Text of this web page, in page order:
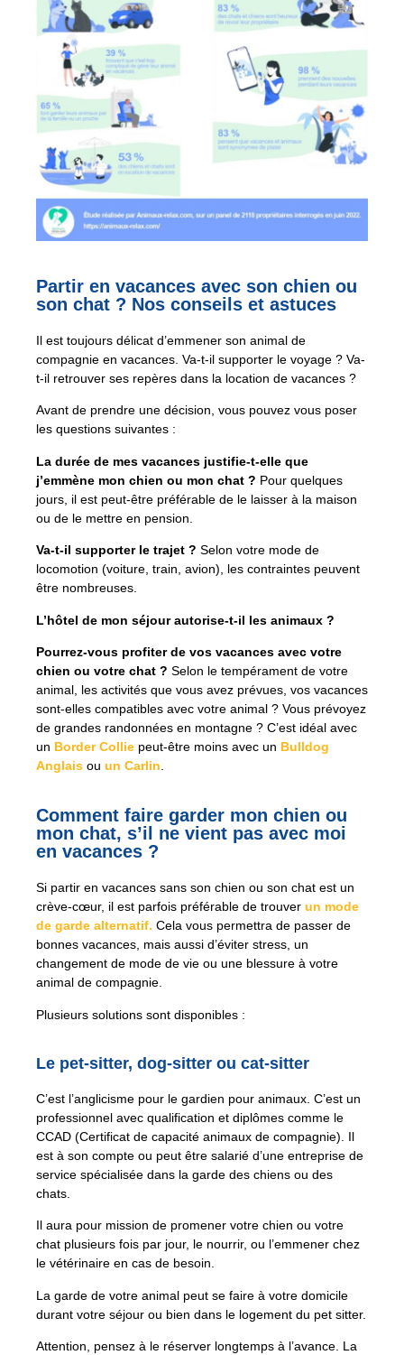
Partir en vacances avec son chien ou
son chat ? Nos conseils et astuces
Il est toujours délicat d’emmener son animal de
compagnie en vacances. Va-t-il supporter le voyage ? Va-
t-il retrouver ses repères dans la location de vacances ?
Avant de prendre une décision, vous pouvez vous poser
les questions suivantes :
La durée de mes vacances justifie-t-elle que
j’emmène mon chien ou mon chat ? Pour quelques
jours, il est peut-être préférable de le laisser à la maison
ou de le mettre en pension.
Va-t-il supporter le trajet ? Selon votre mode de
locomotion (voiture, train, avion), les contraintes peuvent
être nombreuses.
L’hôtel de mon séjour autorise-t-il les animaux ?
Pourrez-vous profiter de vos vacances avec votre
chien ou votre chat ? Selon le tempérament de votre
animal, les activités que vous avez prévues, vos vacances
sont-elles compatibles avec votre animal ? Vous prévoyez
de grandes randonnées en montagne ? C’est idéal avec
un Border Collie peut-être moins avec un Bulldog
Anglais ou un Carlin
Comment faire garder mon chien ou
mon chat, s’il ne vient pas avec moi
en vacances ?
Si partir en vacances sans son chien ou son chat est un
crève-cœur, il est parfois préférable de trouver un mode
de garde alternatif. Cela vous permettra de passer de
bonnes vacances, mais aussi d’éviter stress, un
changement de mode de vie ou une blessure à votre
animal de compagnie.
Plusieurs solutions sont disponibles :
Le pet-sitter, dog-sitter ou cat-sitter
C’est l’anglicisme pour le gardien pour animaux. C’est un
professionnel avec qualification et diplômes comme le
CCAD (Certificat de capacité animaux de compagnie). Il
est à son compte ou peut être salarié d’une entreprise de
service spécialisée dans la garde des chiens ou des
chats.
Il aura pour mission de promener votre chien ou votre
chat plusieurs fois par jour, le nourrir, ou l’emmener chez
le vétérinaire en cas de besoin.
La garde de votre animal peut se faire à votre domicile
durant votre séjour ou bien dans le logement du pet sitter.
Attention, pensez à le réserver longtemps à l’avance. La